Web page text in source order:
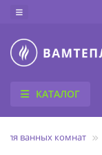
КАТАЛОГ
для ванных комнат